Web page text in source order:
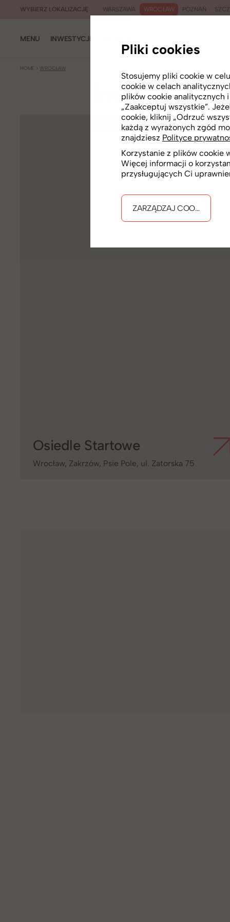
WYBIERZ LOKALIZACJĘ WARSZAWA WROCŁAW POZNAŃ
MENU INWESTYCJE
HOME > WROCŁAW
Inwestycje
Osiedle Startowe
Wrocław, Zakrzów, Psie Pole, ul. Zatorska 75
Pliki cookies
Stosujemy pliki cookie w
cookie w celach
plików cookie analitycznych
„Zaakceptuj wszystkie”.
cookie, kliknij „Odrzuć
każdą z wyrażonych zgód
znajdziesz Polityce
Korzystanie z plików cookie
Więcej informacji o
przysługujących Ci
ZARZĄDZAJ COOKIES